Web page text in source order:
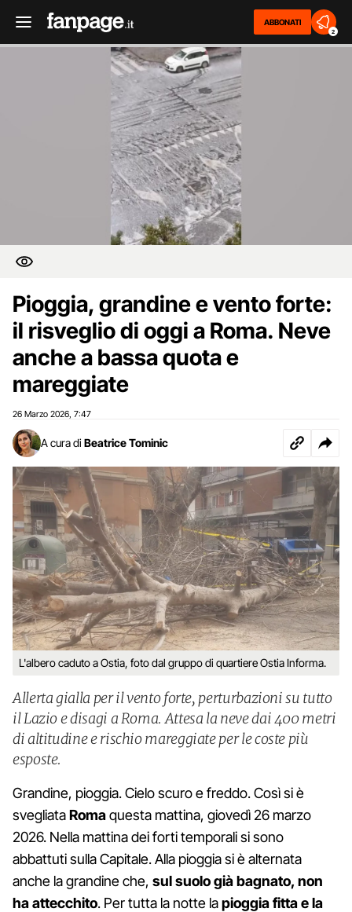
ABBONATI
2
Pioggia, grandine e vento forte:
il risveglio di oggi a Roma. Neve
anche a bassa quota e
mareggiate
26 Marzo 2026 7:47
A cura di Beatrice Tominic
L'albero caduto a Ostia, foto dal gruppo di quartiere Ostia Informa.
Allerta gialla per il vento forte, perturbazioni su tutto
il Lazio e disagi a Roma. Attesa la neve dai 400 metri
di altitudine e rischio mareggiate per le coste più
esposte.
Grandine, pioggia. Cielo scuro e freddo. Così si è
svegliataRomaquesta mattina, giovedì 26 marzo
2026. Nella mattina dei forti temporali si sono
abbattuti sulla Capitale. Alla pioggia si è alternata
anche la grandine che, sul suolo già bagnato, non
ha attecchito. Per tutta la notte lapioggia fitta e la